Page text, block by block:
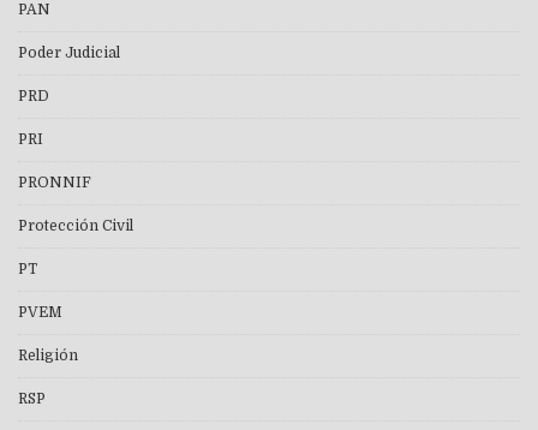
PAN
Poder Judicial
PRD
PRI
PRONNIF
Protección Civil
PT
PVEM
Religión
RSP